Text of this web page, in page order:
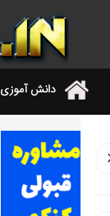
. دانش آموزی